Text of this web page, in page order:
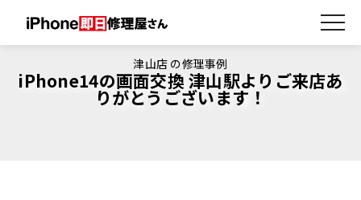
津山店 の修理事例
iPhone14の画面交換 津山駅よりご来店あ
りがとうございます！